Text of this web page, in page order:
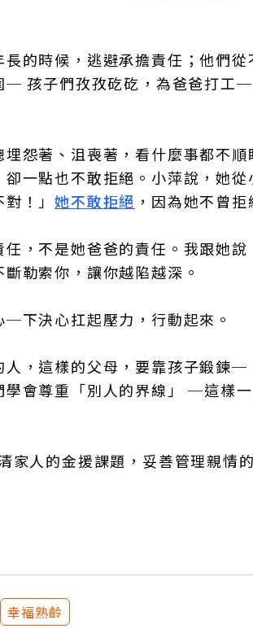
的時候，逃避承擔責任；他們
─ 孩子們孜孜矻矻，為爸爸打工
怨著、沮喪著，看什麼事都不
一點也不敢拒絕。小萍說，她
對！」她不敢拒絕 ，因為她不曾拒
，不是她爸爸的責任。我跟她說
勒索你，讓你越陷越深。
下決心扛起壓力，行動起來。
，這樣的父母，要靠孩子鍛鍊─
會尊重「別人的界線」 ─這樣
人的金援課題，妥善管理親情
幸福熟齡